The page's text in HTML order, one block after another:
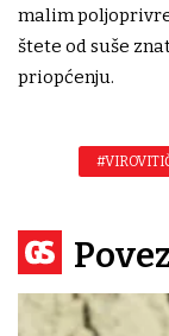
malim
štete od suše
priopćenju.